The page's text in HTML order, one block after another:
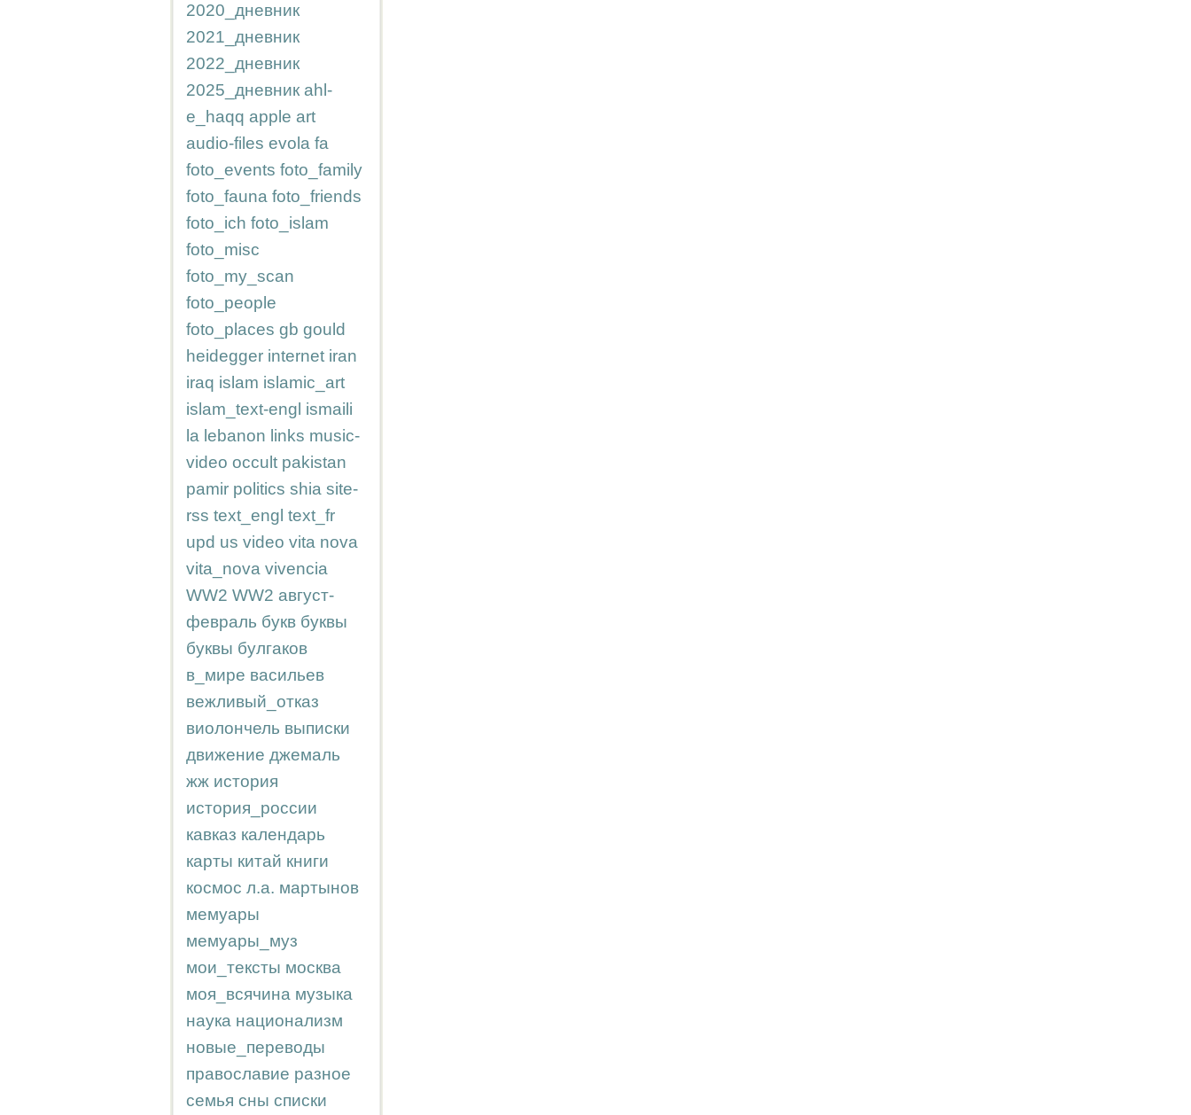
2020_дневник
2021_дневник
2022_дневник
2025_дневник ahl-
e_haqq apple art
audio-files evola fa
foto_events foto_family
foto_fauna foto_friends
foto_ich foto_islam
foto_misc
foto_my_scan
foto_people
foto_places gb gould
heidegger internet iran
iraq islam islamic_art
islam_text-engl ismaili
la lebanon links music-
video occult pakistan
pamir politics shia site-
rss text_engl text_fr
upd us video vita nova
vita_nova vivencia
WW2 WW2 август-
февраль букв буквы
буквы булгаков
в_мире васильев
вежливый_отказ
виолончель выписки
движение джемаль
жж история
история_россии
кавказ календарь
карты китай книги
космос л.а. мартынов
мемуары
мемуары_муз
мои_тексты москва
моя_всячина музыка
наука национализм
новые_переводы
православие разное
семья сны списки